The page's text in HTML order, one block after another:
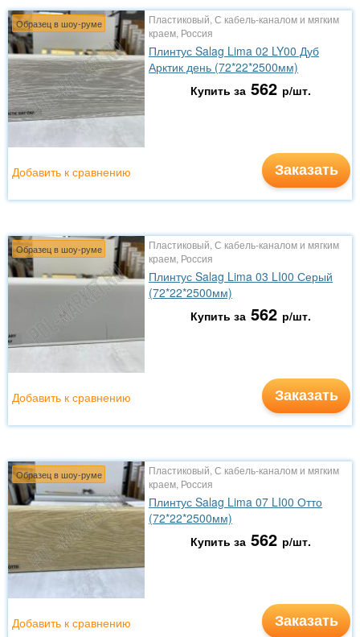
Образец в шоу-руме
Пластиковый, С кабель-каналом и мягким
краем, Россия
Плинтус Salag Lima 02 LY00 Дуб
Арктик день (72*22*2500мм)
Купить за 562 р/шт.
Заказать
Добавить к сравнению
Образец в шоу-руме
Пластиковый, С кабель-каналом и мягким
краем, Россия
Плинтус Salag Lima 03 LI00 Серый
(72*22*2500мм)
Купить за 562 р/шт.
Заказать
Добавить к сравнению
Образец в шоу-руме
Пластиковый, С кабель-каналом и мягким
краем, Россия
Плинтус Salag Lima 07 LI00 Отто
(72*22*2500мм)
Купить за 562 р/шт.
Заказать
Добавить к сравнению